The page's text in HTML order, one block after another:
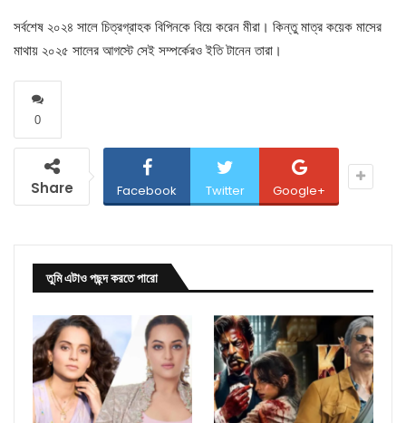
সর্বশেষ ২০২৪ সালে চিত্রগ্রাহক বিপিনকে বিয়ে করেন মীরা। কিন্তু মাত্র কয়েক মাসের
মাথায় ২০২৫ সালের আগস্টে সেই সম্পর্কেরও ইতি টানেন তারা।
0
Share Facebook Twitter Google+
তুমি এটাও পছন্দ করতে পারো